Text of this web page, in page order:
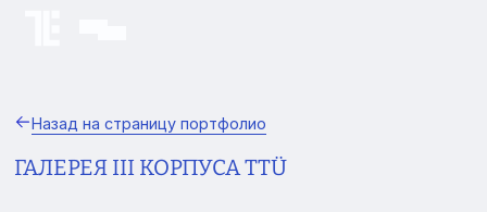
Назад на страницу портфолио
ГАЛЕРЕЯ III КОРПУСА TTÜ